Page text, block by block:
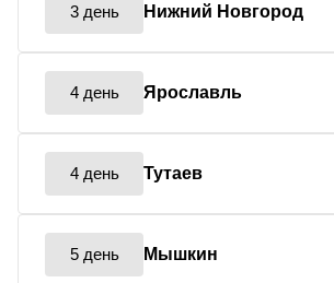
3 день Нижний Новгород
4 день Ярославль
4 день Тутаев
5 день Мышкин